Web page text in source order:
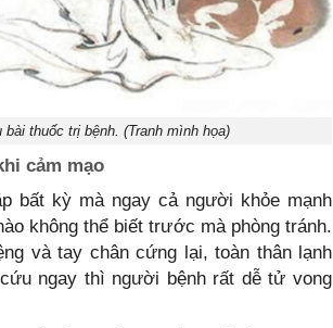
thuốc trị bệnh. (Tranh mình họa)
cảm mạo
bất kỳ mà ngay cả người khỏe mạnh
không thể biết trước mà phòng tránh.
và tay chân cứng lại, toàn thân lạnh
ngay thì người bệnh rất dễ tử vong